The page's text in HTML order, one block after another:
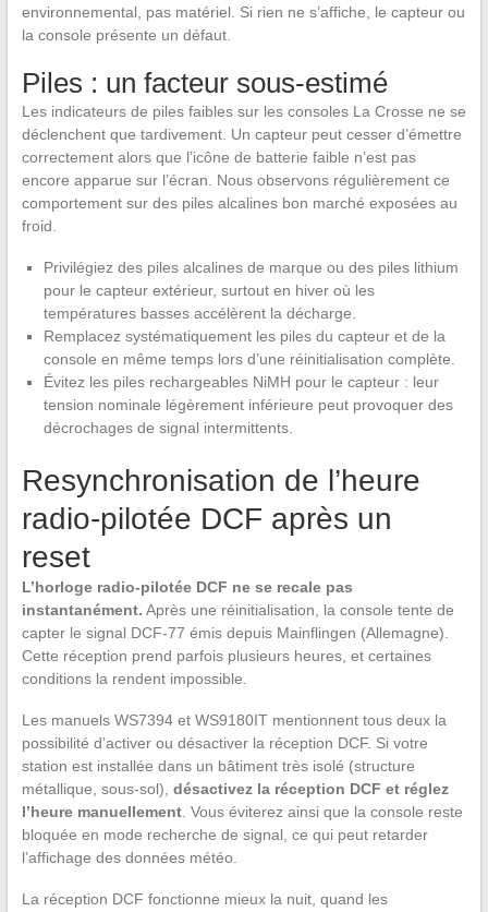
environnemental, pas matériel. Si rien ne s’affiche, le capteur ou
la console présente un défaut.
Piles : un facteur sous-estimé
Les indicateurs de piles faibles sur les consoles La Crosse ne se
déclenchent que tardivement. Un capteur peut cesser d’émettre
correctement alors que l’icône de batterie faible n’est pas
encore apparue sur l’écran. Nous observons régulièrement ce
comportement sur des piles alcalines bon marché exposées au
froid.
Privilégiez des piles alcalines de marque ou des piles lithium
pour le capteur extérieur, surtout en hiver où les
températures basses accélèrent la décharge.
Remplacez systématiquement les piles du capteur et de la
console en même temps lors d’une réinitialisation complète.
Évitez les piles rechargeables NiMH pour le capteur : leur
tension nominale légèrement inférieure peut provoquer des
décrochages de signal intermittents.
Resynchronisation de l’heure
radio-pilotée DCF après un
reset
L’horloge radio-pilotée DCF ne se recale pas
instantanément. Après une réinitialisation, la console tente de
capter le signal DCF-77 émis depuis Mainflingen (Allemagne).
Cette réception prend parfois plusieurs heures, et certaines
conditions la rendent impossible.
Les manuels WS7394 et WS9180IT mentionnent tous deux la
possibilité d’activer ou désactiver la réception DCF. Si votre
station est installée dans un bâtiment très isolé (structure
métallique, sous-sol), désactivez la réception DCF et réglez
l’heure manuellement. Vous éviterez ainsi que la console reste
bloquée en mode recherche de signal, ce qui peut retarder
l’affichage des données météo.
La réception DCF fonctionne mieux la nuit, quand les